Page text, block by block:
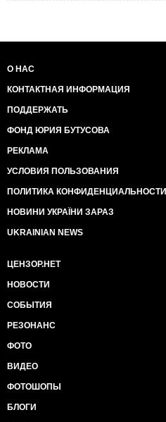
О НАС
КОНТАКТНАЯ ИНФОРМАЦИЯ
ПОДДЕРЖАТЬ
ФОНД ЮРИЯ БУТУСОВА
РЕКЛАМА
УСЛОВИЯ ПОЛЬЗОВАНИЯ
ПОЛИТИКА КОНФИДЕНЦИАЛЬНОСТИ
НОВИНИ УКРАЇНИ ЗАРАЗ
UKRAINIAN NEWS
ЦЕНЗОР.НЕТ
НОВОСТИ
СОБЫТИЯ
РЕЗОНАНС
ФОТО
ВИДЕО
ФОТОШОПЫ
БЛОГИ